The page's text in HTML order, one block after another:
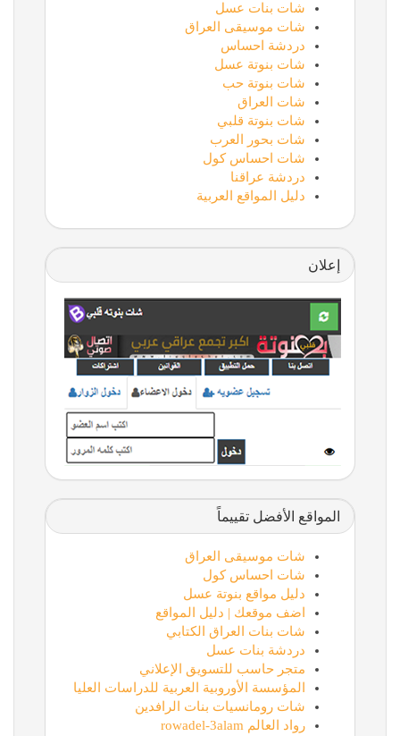
شات بنات عسل
شات موسيقى العراق
دردشة احساس
شات بنوتة عسل
شات بنوتة حب
شات العراق
شات بنوتة قلبي
شات بحور العرب
شات احساس كول
دردشة عراقنا
دليل المواقع العربية
إعلان
المواقع الأفضل تقييماً
شات موسيقى العراق
شات احساس كول
دليل مواقع بنوتة عسل
اضف موقعك | دليل المواقع
شات بنات العراق الكتابي
دردشة بنات عسل
متجر حاسب للتسويق الإعلاني
المؤسسة الأوروبية العربية للدراسات العليا
شات رومانسيات بنات الرافدين
رواد العالم rowadel-3alam